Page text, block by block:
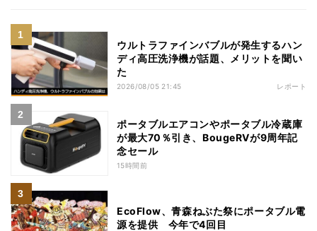
ウルトラファインバブルが発生するハン
ディ高圧洗浄機が話題、メリットを聞い
た
2026/08/05 21:45 レポート
ポータブルエアコンやポータブル冷蔵庫
が最大70％引き、BougeRVが9周年記
念セール
15時間前
EcoFlow、青森ねぶた祭にポータブル電
源を提供 今年で4回目